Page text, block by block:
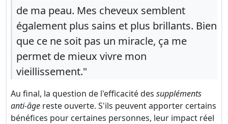
de ma peau. Mes cheveux semblent
également plus sains et plus brillants. Bien
que ce ne soit pas un miracle, ça me
permet de mieux vivre mon
vieillissement."
Au final, la question de l'efficacité des suppléments
anti-âge reste ouverte. S'ils peuvent apporter certains
bénéfices pour certaines personnes, leur impact réel